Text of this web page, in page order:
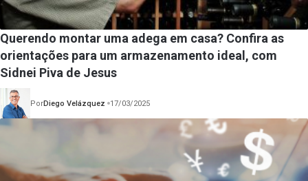
Querendo montar uma adega em casa? Confira as
orientações para um armazenamento ideal, com
Sidnei Piva de Jesus
PorDiego Velázquez 17/03/2025